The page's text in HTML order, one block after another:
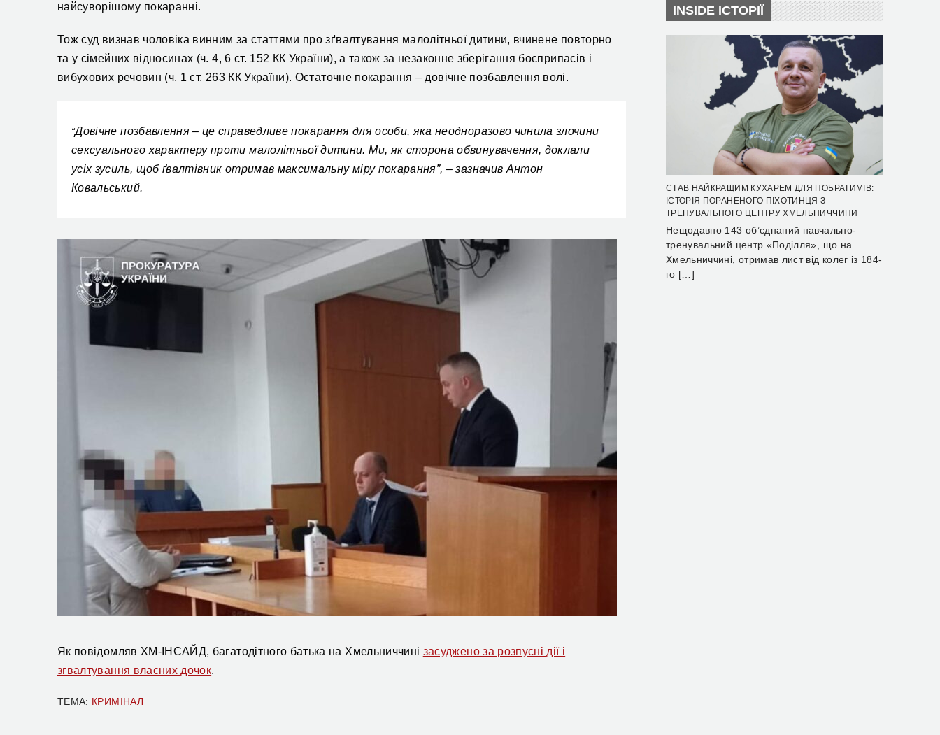
найсуворішому покаранні.
Тожсуд визнав чоловіка винним за статтями про зґвалтування малолітньої дитини, вчинене повторно
та у сімейних відносинах (ч. 4, 6 ст. 152 КК України), а також за незаконне зберігання боєприпасів і
вибухових речовин (ч. 1 ст. 263 КК України). Остаточне покарання – довічне позбавлення волі.
“Довічне позбавлення – це справедливе покарання для особи, яка неодноразово чинила злочини
сексуального характеру проти малолітньої дитини. Ми, як сторона обвинувачення, доклали
усіх зусиль, щоб ґвалтівник отримав максимальну міру покарання”, – зазначив Антон
Ковальський.
Як повідомляв ХМ-ІНСАЙД, багатодітного батька на Хмельниччині засуджено за розпусні дії і
згвалтування власних дочок.
ТЕМА: КРИМІНАЛ
INSIDE ІСТОРІЇ
СТАВ НАЙКРАЩИМ КУХАРЕМ ДЛЯ ПОБРАТИМІВ:
ІСТОРІЯ ПОРАНЕНОГО ПІХОТИНЦЯ З
ТРЕНУВАЛЬНОГО ЦЕНТРУ ХМЕЛЬНИЧЧИНИ
Нещодавно 143 об’єднаний навчально-
тренувальний центр «Поділля», що на
Хмельниччині, отримав лист від колег із 184-
го […]